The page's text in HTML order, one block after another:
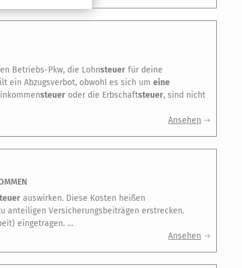
Betriebs-Pkw, die Lohnsteuer für deine
ein Abzugsverbot, obwohl es sich um eine
steuer oder die Erbschaftsteuer, sind nicht
Ansehen
auswirken. Diese Kosten heißen
anteiligen Versicherungsbeiträgen erstrecken.
eingetragen. …
Ansehen